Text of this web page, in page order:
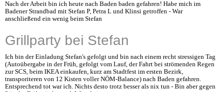
Nach der Arbeit bin ich heute nach Baden baden gefahren! Habe mich im
Badener Strandbad mit Stefan P, Petra L und Klinsi getroffen - War
anschließend ein wenig beim Stefan
Grillparty bei Stefan
Ich bin der Einladung Stefan's gefolgt und bin nach einem recht stressigen Tag
(Autoübergabe in der Früh, gefolgt vom Lauf, der Fahrt bei strömenden Regen
zur SCS, beim IKEA einkaufen, kurz am Stadtfest im ersten Bezirk,
transporiteren von 12 Kisten voller NÖM-Balance) nach Baden gefahren.
Entsprechend tot war ich. Nichts desto trotz besser als nix tun - Bin aber gegen